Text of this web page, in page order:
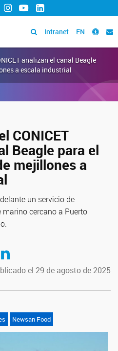
Instagram
YouTubeLinkedIn
Intranet EN
analizan el canal Beagle
a escala industrial
CONICET
Beagle para el
mejillones a
un servicio de
cercano a Puerto
en LinkedIn
el 29 de agosto de 2025
Newsan Food